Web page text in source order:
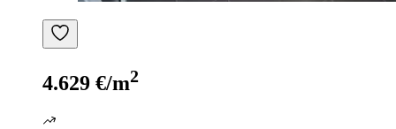
4.629 €/m2